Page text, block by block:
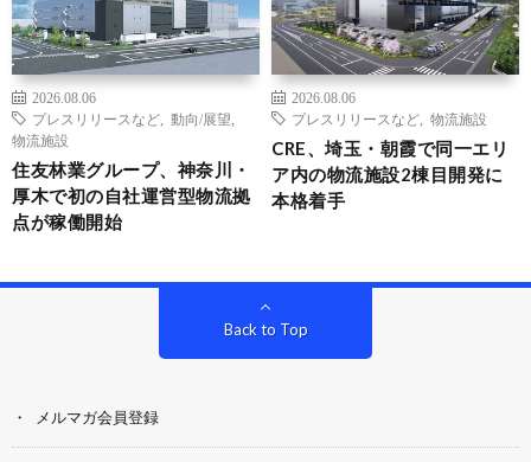
2026.08.06
プレスリリースなど
動向/展望
物流施設
住友林業グループ、神奈川・
厚木で初の自社運営型物流拠
点が稼働開始
2026.08.06
プレスリリースなど
物流施設
CRE、埼玉・朝霞で同一エリ
ア内の物流施設2棟目開発に
本格着手
Back to Top
メルマガ会員登録